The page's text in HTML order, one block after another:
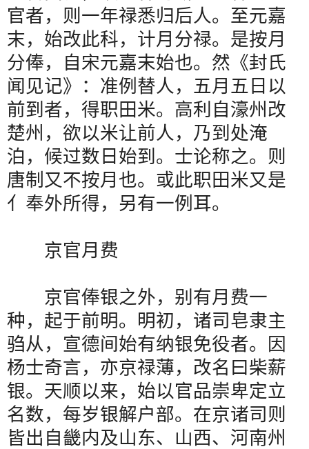
官者，则一年禄悉归后人。至元嘉
末，始改此科，计月分禄。是按月
分俸，自宋元嘉末始也。然《封氏
闻见记》：准例替人，五月五日以
前到者，得职田米。高利自濠州改
楚州，欲以米让前人，乃到处淹
泊，候过数日始到。士论称之。则
唐制又不按月也。或此职田米又是
亻奉外所得，另有一例耳。
京官月费
京官俸银之外，别有月费一
种，起于前明。明初，诸司皂隶主
驺从，宣德间始有纳银免役者。因
杨士奇言，亦京禄薄，改名曰柴薪
银。天顺以来，始以官品崇卑定立
名数，每岁银解户部。在京诸司则
皆出自畿内及山东、山西、河南州